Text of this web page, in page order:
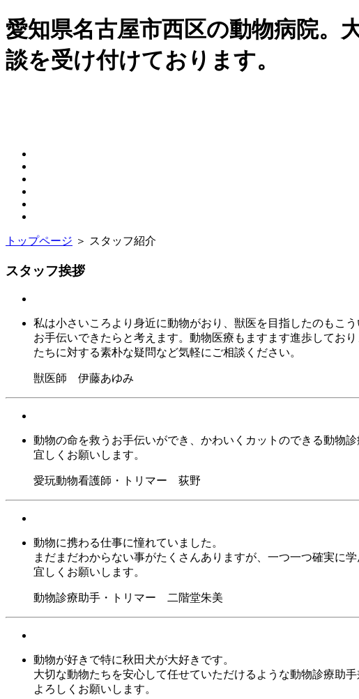
愛知県名古屋市西区の動物病院。
談を受け付けております。
トップページ ＞ スタッフ紹介
スタッフ挨拶
私は小さいころより身近に動物がおり、獣医を目指したのもこ
お手伝いできたらと考えます。動物医療もますます進歩してお
たちに対する素朴な疑問など気軽にご相談ください。
獣医師 伊藤あゆみ
動物の命を救うお手伝いができ、かわいくカットのできる動物
宜しくお願いします。
愛玩動物看護師・トリマー 荻野
動物に携わる仕事に憧れていました。
まだまだわからない事がたくさんありますが、一つ一つ確実に学
宜しくお願いします。
動物診療助手・トリマー 二階堂朱美
動物が好きで特に秋田犬が大好きです。
大切な動物たちを安心して任せていただけるような動物診療助
よろしくお願いします。